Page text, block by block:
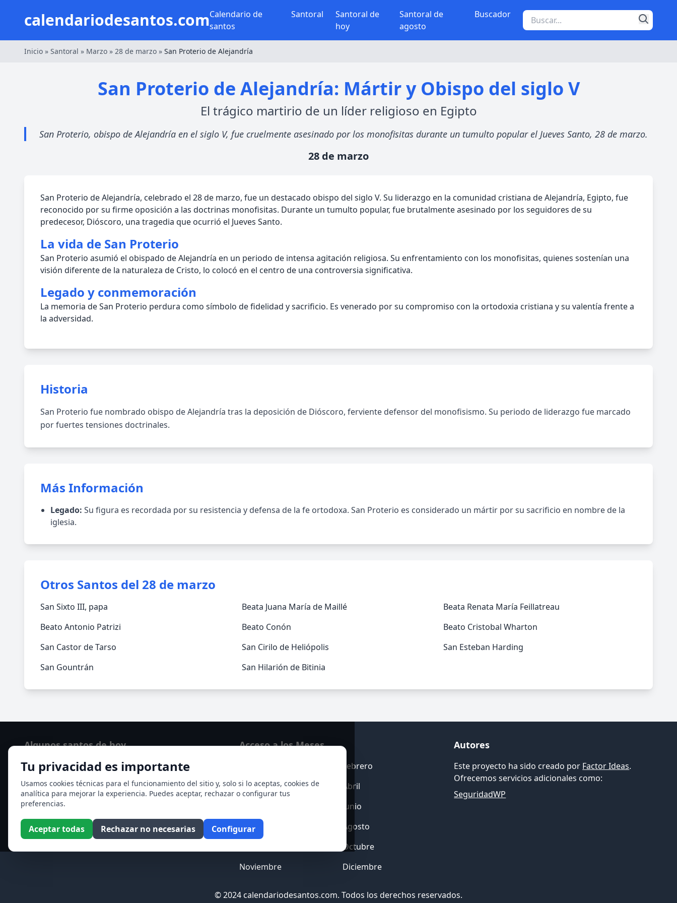
calendariodesantos.comCalendario de
santos
Santoral
Santoral de
hoy
Santoral de
agosto
Buscador
Inicio » Santoral » Marzo » 28 de marzo » San Proterio de Alejandría
San Proterio de Alejandría: Mártir y Obispo del siglo V
El trágico martirio de un líder religioso en Egipto
San Proterio, obispo de Alejandría en el siglo V, fue cruelmente asesinado por los monofisitas durante un tumulto popular el Jueves Santo, 28 de marzo.
28 de marzo
San Proterio de Alejandría, celebrado el 28 de marzo, fue un destacado obispo del siglo V. Su liderazgo en la comunidad cristiana de Alejandría, Egipto, fue
reconocido por su firme oposición a las doctrinas monofisitas. Durante un tumulto popular, fue brutalmente asesinado por los seguidores de su
predecesor, Dióscoro, una tragedia que ocurrió el Jueves Santo.
La vida de San Proterio
San Proterio asumió el obispado de Alejandría en un periodo de intensa agitación religiosa. Su enfrentamiento con los monofisitas, quienes sostenían una
visión diferente de la naturaleza de Cristo, lo colocó en el centro de una controversia significativa.
Legado y conmemoración
La memoria de San Proterio perdura como símbolo de fidelidad y sacrificio. Es venerado por su compromiso con la ortodoxia cristiana y su valentía frente a
la adversidad.
Historia
San Proterio fue nombrado obispo de Alejandría tras la deposición de Dióscoro, ferviente defensor del monofisismo. Su periodo de liderazgo fue marcado
por fuertes tensiones doctrinales.
Más Información
Legado: Su figura es recordada por su resistencia y defensa de la fe ortodoxa. San Proterio es considerado un mártir por su sacrificio en nombre de la
iglesia.
Otros Santos del 28 de marzo
San Sixto III, papa Beata Juana María de Maillé
Beata Renata María Feillatreau
Beato Antonio Patrizi
Beato Conón
Beato Cristobal Wharton
San Castor de Tarso
San Cirilo de Heliópolis
San Esteban Harding
San Gountrán
San Hilarión de Bitinia
Tu privacidad es importante
Usamos cookies técnicas para el funcionamiento del sitio y, solo si lo aceptas, cookies de
analítica para mejorar la experiencia. Puedes aceptar, rechazar o configurar tus
preferencias.
Aceptar todas Rechazar no necesarias Configurar
Algunos santos de hoy
Santo Domingo de Guzmán
Ver todos los santos de hoy
Acceso a los Meses
Febrero
Marzo
Abril
Junio
Julio
Agosto
Octubre
Noviembre
Diciembre
Autores
Este proyecto ha sido creado por Factor Ideas.
Ofrecemos servicios adicionales como:
SeguridadWP
© 2024 calendariodesantos.com. Todos los derechos reservados.